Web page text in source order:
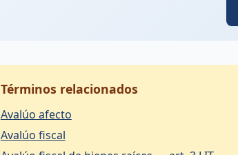
Términos relacionados
Avalúo afecto
Avalúo fiscal